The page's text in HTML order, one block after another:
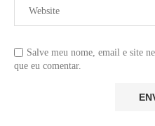
Salve meu nome, email e site
que eu comentar.